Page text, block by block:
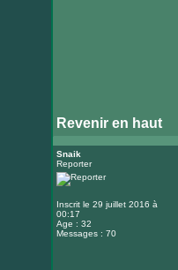
Revenir en haut
Snaik
Reporter
Inscrit le 29 juillet 2016 à
00:17
Age : 32
Messages : 70